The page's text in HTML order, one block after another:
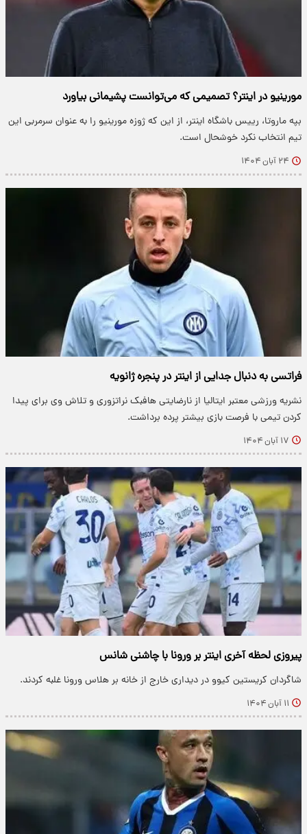
مورینیو در اینتر؟ تصمیمی که می‌توانست پشیمانی بیاورد
بپه ماروتا، رییس باشگاه اینتر، از این که ژوزه مورینیو را به عنوان سرمربی این
تیم انتخاب نکرد خوشحال است.
۲۴ آبان ۱۴۰۴
فراتسی به دنبال جدایی از اینتر در پنجره ژانویه
نشریه ورزشی معتبر ایتالیا از نارضایتی هافبک نراتزوری و تلاش وی برای پیدا
کردن تیمی با فرصت بازی بیشتر پرده برداشت.
۱۷ آبان ۱۴۰۴
پیروزی لحظه آخری اینتر بر ورونا با چاشنی شانس
شاگردان کریستین کیوو در دیداری خارج از خانه بر هلاس ورونا غلبه کردند.
۱۱ آبان ۱۴۰۴